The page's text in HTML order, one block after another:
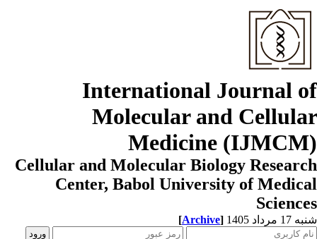
International Journal
Molecular and
Medicine
Cellular and Molecular Biology
Center, Babol University of
مرداد 1405 [Archive]